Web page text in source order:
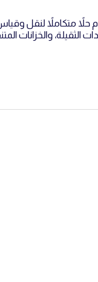
متكاملاً لنقل
الثقيلة، والخزانات